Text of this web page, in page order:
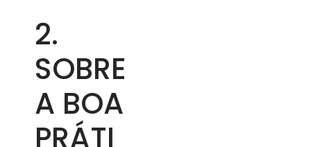
2.
SOBRE
A BOA
PRÁTI